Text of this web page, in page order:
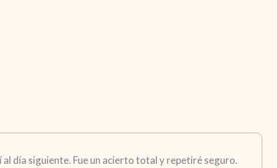
día siguiente. Fue un acierto total y repetiré seguro.